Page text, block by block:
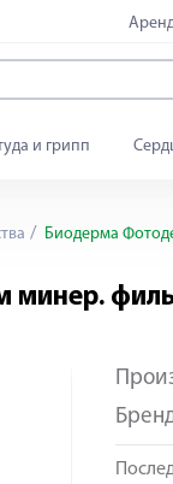
и грипп
Биодерма
Яндекс Сплит